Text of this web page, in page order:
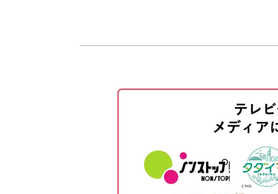
千鳥格子ネイルはカラーバリエーション
ご自身のお好きなカラーで作ることがで
レッスンでは、お爪全体に千鳥格子柄を
ルにしても素敵ですね。
千鳥格子を作る
マットトップを塗って仕上げる